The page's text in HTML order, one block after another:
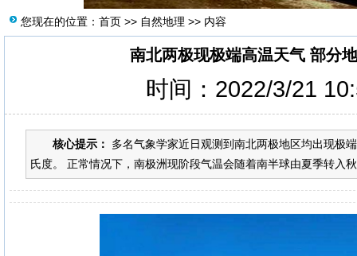
您现在的位置： 首页 >> 自然地理 >> 内容
南北两极现极端高温天气 部分
时间：2022/3/21
核心提示：
多名气象学家近日观测到南北两极地区均出现极
氏度。 正常情况下，南极洲现阶段气温会随着南半球由夏季转入